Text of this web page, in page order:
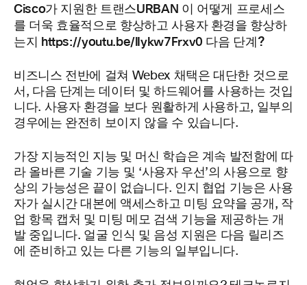
Cisco가 지원한 트랜스URBAN 이 어떻게 프로세스
를 더욱 효율적으로 향상하고 사용자 환경을 향상하
는지 https://youtu.be/lIykw7Frxv0 다음 단계?
비즈니스 전반에 걸쳐 Webex 채택은 대단한 것으로
서, 다음 단계는 데이터 및 하드웨어를 사용하는 것입
니다. 사용자 환경을 보다 원활하게 사용하고, 일부의
경우에는 완전히 보이지 않을 수 있습니다.
가장 지능적인 지능 및 머신 학습은 계속 발전함에 따
라 올바른 기술 기능 및 ‘사용자 우선’의 사용으로 향
상의 가능성은 끝이 없습니다. 인지 협업 기능은 사용
자가 실시간 대본에 액세스하고 미팅 요약을 공개, 작
업 항목 캡처 및 미팅 메모 검색 기능을 제공하는 개
발 중입니다. 얼굴 인식 및 음성 지원은 다음 릴리즈
에 준비하고 있는 다른 기능의 일부입니다.